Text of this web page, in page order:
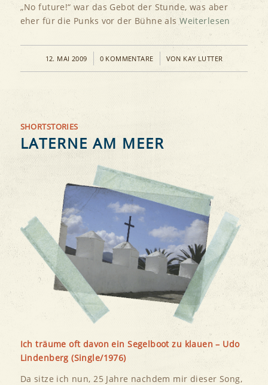
„No future!“ war das Gebot der Stunde, was aber
eher für die Punks vor der Bühne alsWeiterlesen
12. MAI 2009
/ 0 KOMMENTARE
/ VON KAY LUTTER
SHORTSTORIES
LATERNE AM MEER
Ich träume oft davon ein Segelboot zu klauen – Udo
Lindenberg (Single/1976)
Da sitze ich nun, 25 Jahre nachdem mir dieser Song,